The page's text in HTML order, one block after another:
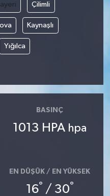
Çilimli
Kaynaşlı
Yığılca
BASINÇ
1013 HPA hpa
EN DÜŞÜK / EN YÜKSEK
16° / 30°